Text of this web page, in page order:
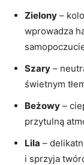
Zielony –
wprowadza
Szary –
świetnym
Beżowy –
przytulną
Lila –
i sprzyja